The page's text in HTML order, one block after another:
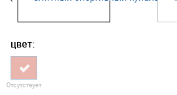
цвет:
Отсутствует